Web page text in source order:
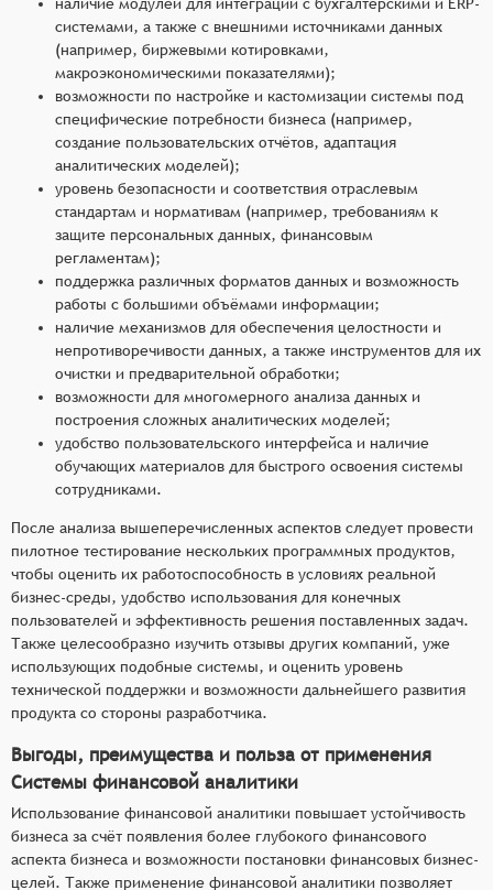
системами, а также с внешними источниками данных
(например, биржевыми котировками,
макроэкономическими показателями);
возможности по настройке и кастомизации системы под
специфические потребности бизнеса (например,
создание пользовательских отчётов, адаптация
аналитических моделей);
уровень безопасности и соответствия отраслевым
стандартам и нормативам (например, требованиям к
защите персональных данных, финансовым
регламентам);
поддержка различных форматов данных и возможность
работы с большими объёмами информации;
наличие механизмов для обеспечения целостности и
непротиворечивости данных, а также инструментов для их
очистки и предварительной обработки;
возможности для многомерного анализа данных и
построения сложных аналитических моделей;
удобство пользовательского интерфейса и наличие
обучающих материалов для быстрого освоения системы
сотрудниками.
После анализа вышеперечисленных аспектов следует провести
пилотное тестирование нескольких программных продуктов,
чтобы оценить их работоспособность в условиях реальной
бизнес-среды, удобство использования для конечных
пользователей и эффективность решения поставленных задач.
Также целесообразно изучить отзывы других компаний, уже
использующих подобные системы, и оценить уровень
технической поддержки и возможности дальнейшего развития
продукта со стороны разработчика.
Выгоды, преимущества и польза от применения
Системы финансовой аналитики
Использование финансовой аналитики повышает устойчивость
бизнеса за счёт появления более глубокого финансового
аспекта бизнеса и возможности постановки финансовых бизнес-
целей. Также применение финансовой аналитики позволяет